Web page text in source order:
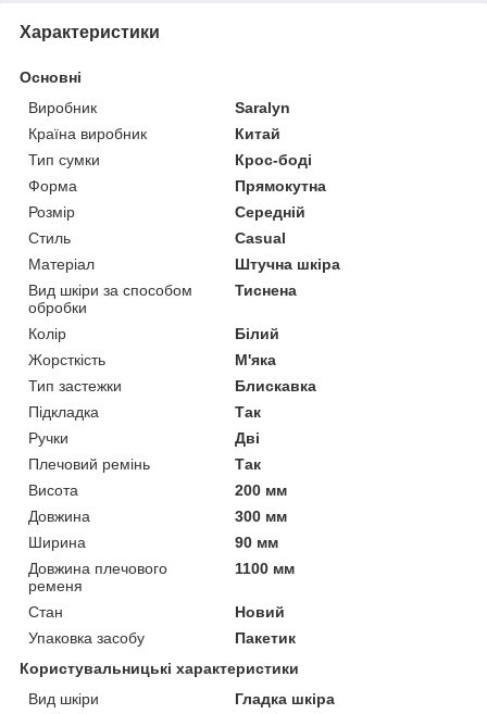
Характеристики
Основні
Виробник
Saralyn
Країна виробник
Китай
Тип сумки
Крос-боді
Форма
Прямокутна
Розмір
Середній
Стиль
Casual
Матеріал
Штучна шкіра
Вид шкіри за способом
обробки
Тиснена
Колір
Білий
Жорсткість
М'яка
Тип застежки
Блискавка
Підкладка
Так
Ручки
Дві
Плечовий ремінь
Так
Висота
200 мм
Довжина
300 мм
Ширина
90 мм
Довжина плечового
ременя
1100 мм
Стан
Новий
Упаковка засобу
Пакетик
Користувальницькі характеристики
Вид шкіри
Гладка шкіра